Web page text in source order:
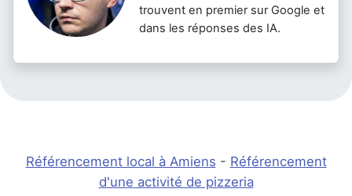
trouvent en premier sur Google et
dans les réponses des IA.
Référencement local à Amiens - Référencement
d'une activité de pizzeria